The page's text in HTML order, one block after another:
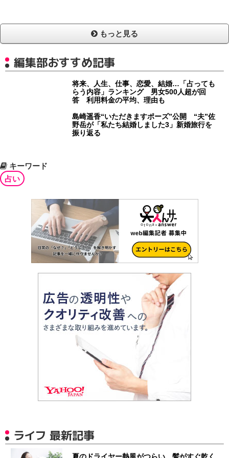
もっと見る
編集部おすすめ記事
将来、人生、仕事、恋愛、結婚…「占っても
らう内容」ランキング 男女500人超が回
答 利用料金の平均、理由も
島崎遥香“いただきますポーズ”公開 “夫”佐
野岳が「私たち結婚しました3」新婚旅行を
振り返る
キーワード
占い
ライフ 最新記事